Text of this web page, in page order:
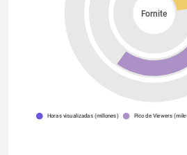
Fornite
Horas visualizadas (millones) Pico de Viewers